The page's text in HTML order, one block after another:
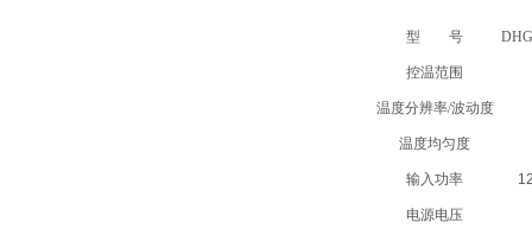
型 号 D
控温范围
温度分辨率/波动度
温度均匀度
输入功率
电源电压